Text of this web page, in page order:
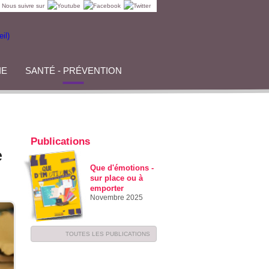
Nous suivre sur
SANTÉ - PRÉVENTION
Publications
Que d'émotions -
sur place ou à
emporter
Novembre 2025
TOUTES LES PUBLICATIONS